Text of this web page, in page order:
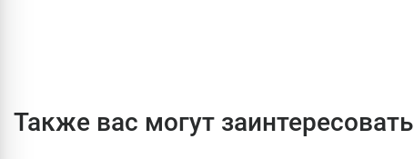
Также вас могут заинтересовать